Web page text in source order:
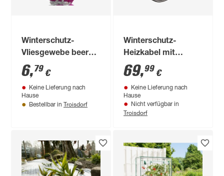
Winterschutz-
Vliesgewebe beere
150 x 500 cm
6,79 €
Keine Lieferung nach
Hause
Bestellbar in Troisdorf
Winterschutz-
Heizkabel mit
Thermostat schwarz
6 m
69,99 €
Keine Lieferung nach
Hause
Nicht verfügbar in
Troisdorf